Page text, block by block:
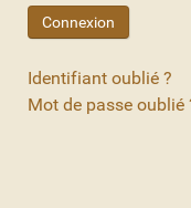
Connexion
Identifiant oublié ?
Mot de passe oublié